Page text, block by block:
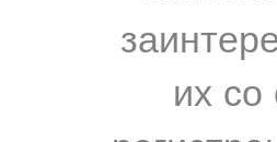
их